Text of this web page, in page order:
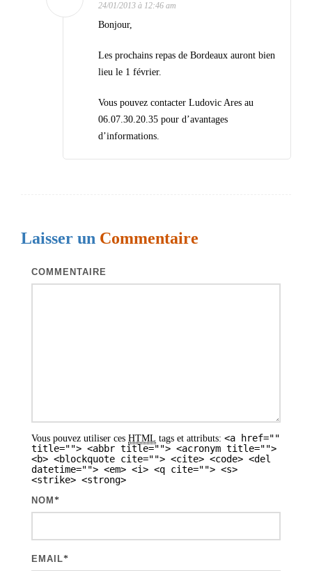
24/01/2013 à 12:46 am
Bonjour,
Les prochains repas de Bordeaux auront bien
lieu le 1 février.
Vous pouvez contacter Ludovic Ares au
06.07.30.20.35 pour d’avantages
d’informations.
Laisser un Commentaire
COMMENTAIRE
Vous pouvez utiliser ces HTML tags et attributs: <a href=""
title=""> <abbr title=""> <acronym title="">
<b> <blockquote cite=""> <cite> <code> <del
datetime=""> <em> <i> <q cite=""> <s>
<strike> <strong>
NOM *
EMAIL*